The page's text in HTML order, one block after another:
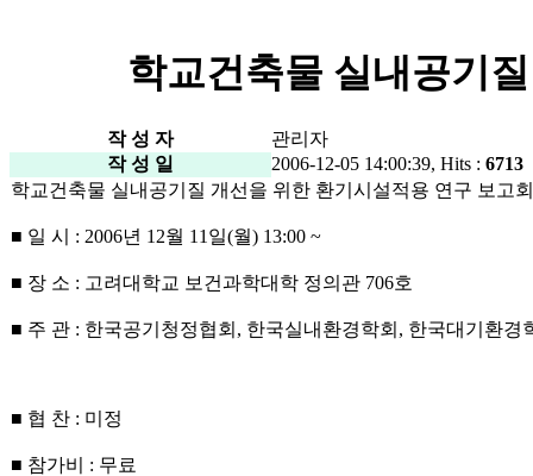
학교건축물 실내공기
작 성 자
관리자
작 성 일
2006-12-05 14:00:39, Hits : 6713
학교건축물 실내공기질 개선을 위한 환기시설적용 연구 보고회
■ 일 시 : 2006년 12월 11일(월) 13:00 ~
■ 장 소 : 고려대학교 보건과학대학 정의관 706호
■ 주 관 : 한국공기청정협회, 한국실내환경학회, 한국대기환
■ 협 찬 : 미정
■ 참가비 : 무료